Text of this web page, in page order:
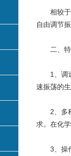
相较于传
自由调节
二、特
1、调速
速振荡的
2、多种
求。在化
3、操作